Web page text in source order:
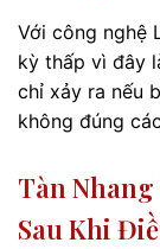
Với công nghệ
kỳ thấp vì đây
chỉ xảy ra nếu
không đúng
Tàn Nhang
Sau Khi